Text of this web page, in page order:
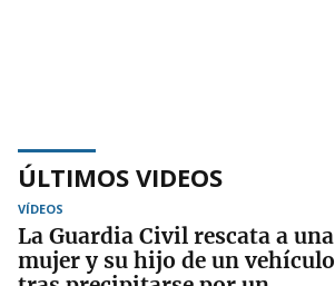
ÚLTIMOS VIDEOS
VÍDEOS
La Guardia Civil rescata a una
mujer y su hijo de un vehículo